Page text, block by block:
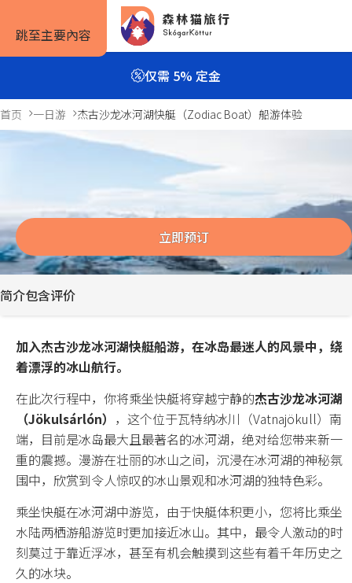
跳至主要內容
主题分类
冰岛环岛
自驾
蓝冰洞
自驾套餐
旅行团套餐
一日游与多日游
露营套餐
旅行攻略
旅游景点
实用信息
如何预订
住宿预订
租车预订
仅需 5% 定金
首页 一日游 杰古沙龙冰河湖快艇（Zodiac Boat）船游体验
杰古沙龙冰河湖快艇（Zodiac Boat）船
slideslide
立即预订
简介包含评价
加入杰古沙龙冰河湖快艇船游，在冰岛最迷人的风景中，绕
着漂浮的冰山航行。
在此次行程中，你将乘坐快艇将穿越宁静的杰古沙龙冰河湖
（Jökulsárlón） ，这个位于瓦特纳冰川（Vatnajökull）南
端，目前是冰岛最大且最著名的冰河湖，绝对给您带来新一
重的震撼。漫游在壮丽的冰山之间，沉浸在冰河湖的神秘氛
围中，欣赏到令人惊叹的冰山景观和冰河湖的独特色彩。
乘坐快艇在冰河湖中游览，由于快艇体积更小，您将比乘坐
水陆两栖游船游览时更加接近冰山。其中，最令人激动的时
刻莫过于靠近浮冰，甚至有机会触摸到这些有着千年历史之
久的冰块。